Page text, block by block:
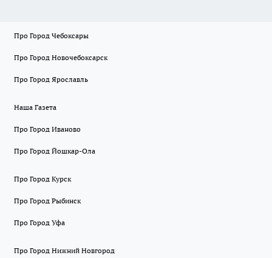
Про Город Чебоксары
Про Город Новочебоксарск
Про Город Ярославль
Наша Газета
Про Город Иваново
Про Город Йошкар-Ола
Про Город Курск
Про Город Рыбинск
Про Город Уфа
Про Город Нижний Новгород